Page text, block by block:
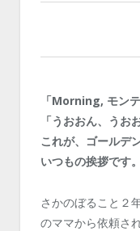
「Morning, モンテ
「うおおん、うお
これが、ゴールデ
いつもの挨拶です。
さかのぼること２
のママから依頼さ